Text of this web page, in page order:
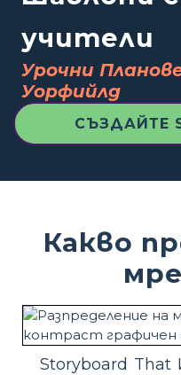
учители
Урочни
Уорфийлд
СЪЗДАЙТЕ
Какво
Storyboard That